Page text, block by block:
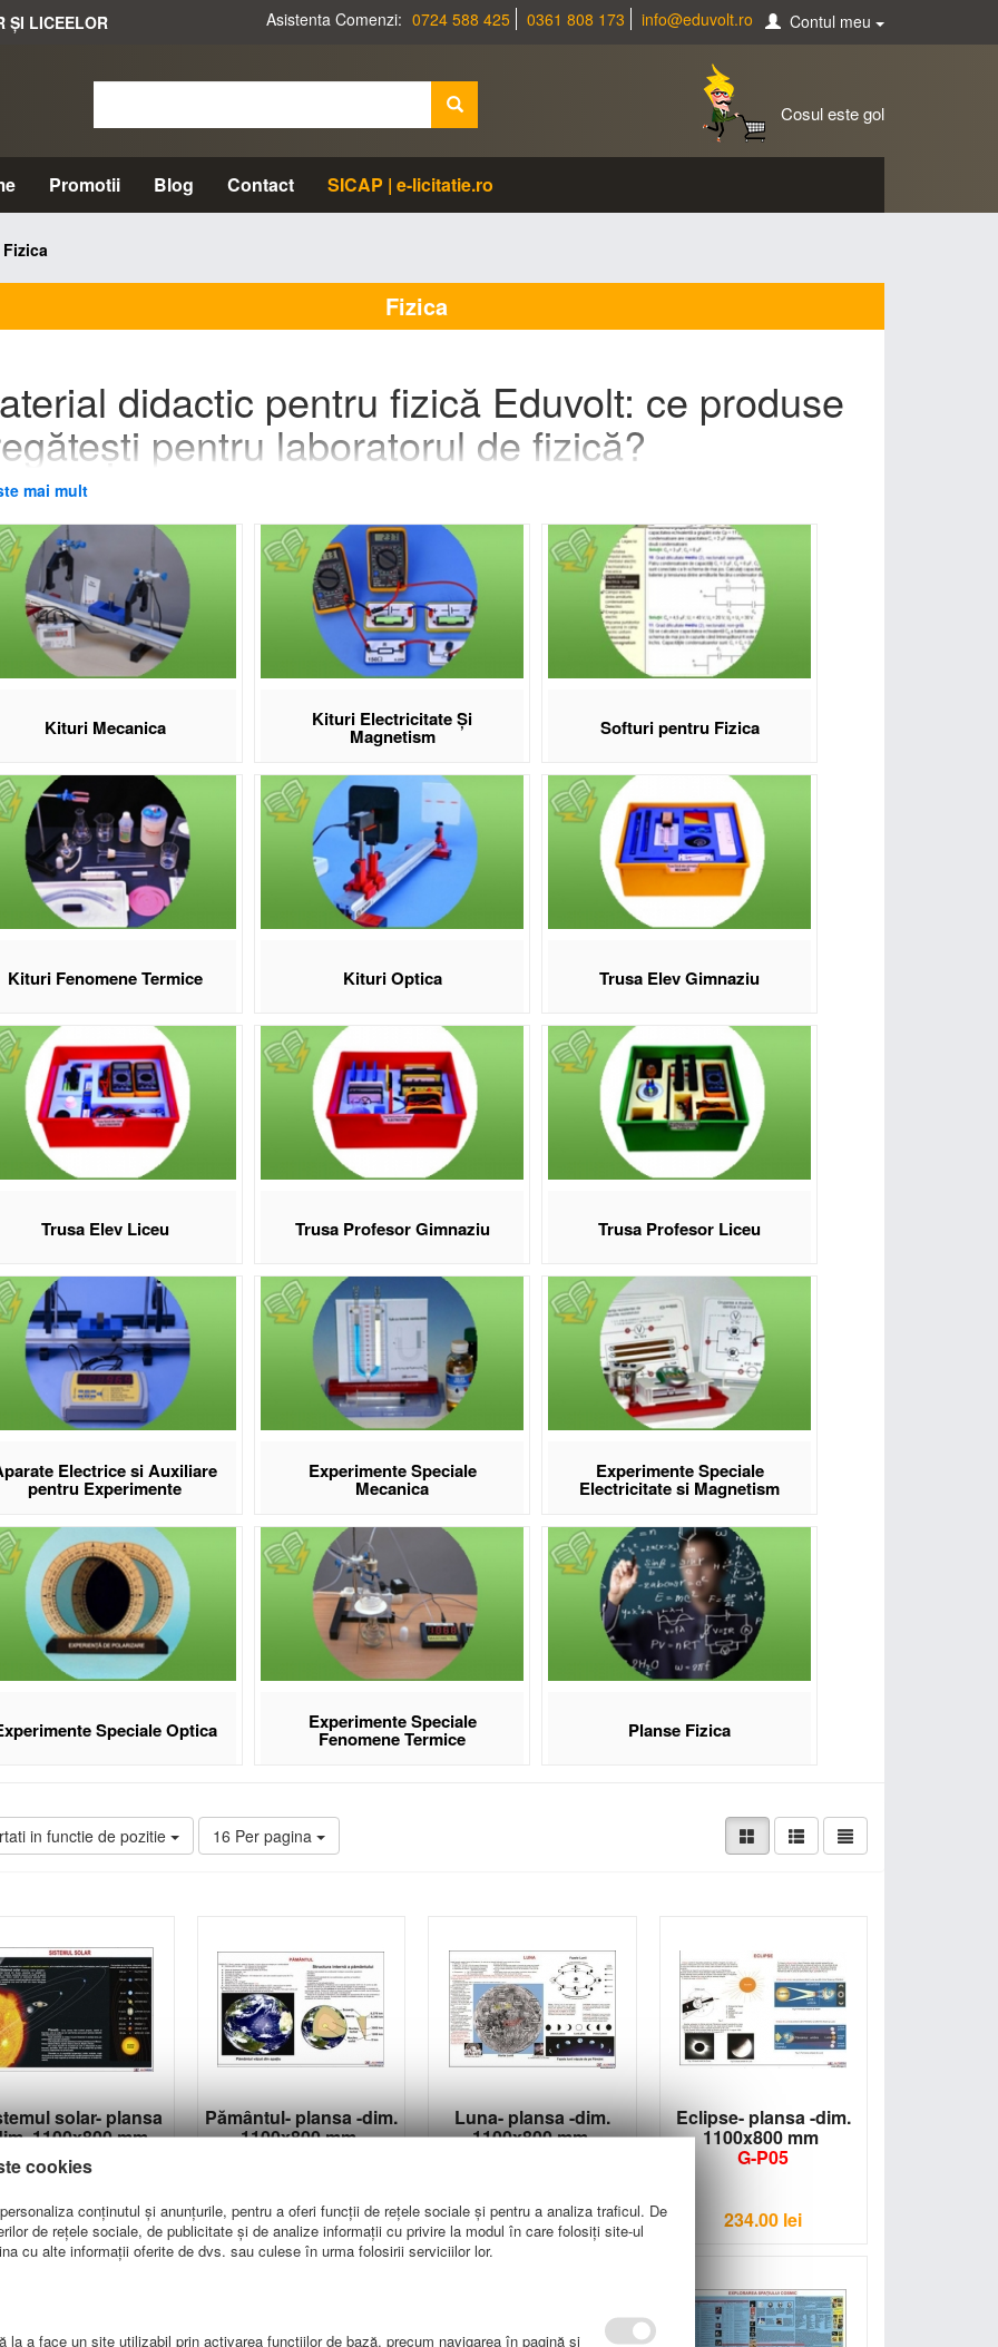
ȘI LICEELOR Asistenta Comenzi: 0724 588 425 0361 808 173 info@eduvolt.ro Contul meu
Cosul este gol
Promotii Blog Contact SICAP | e-licitatie.ro
Fizica
Fizica
didactic pentru fizică Eduvolt: ce produse
pentru laboratorul de fizică?
pune la dispoziție materiale didactice pentru fizică la nivel de gimnaziu și liceu: planșe educative, aparate și kituri de
de fizică sunt disponibile în două dimensiuni (850x1200 mm și 700x1000 mm), fabricate din materiale durabile pentru
pe termen lung în sălile de clasă. Kiturile de experimente acoperă domenii precum electromagnetismul, termodinamica
permițând activități practice aliniate programei.
sprijină atât predarea frontală, cât și lucrul pe grupe în laborator si sunt realizate la standarde înalte de calitate, cu
durabile. Transport gratuit la comenzile de material didactic de peste 200 RON. Livrare max 10 zile lucrătoare.
Planșe de fizică 850x1200 mm și 700x1000 mm pentru sălile de clasă
Aparate și instrumente pentru experimente practice de fizică
Softuri educative pentru fizică, aliniate programei școlare
Materiale compatibile PNRR pentru dotarea laboratoarelor de fizică
materiale didactice Eduvolt
mai mult
Kituri Mecanica Kituri Electricitate Și
Magnetism Softuri pentru Fizica
Kituri Fenomene Termice Kituri Optica Trusa Elev Gimnaziu
Trusa Elev Liceu Trusa Profesor Gimnaziu Trusa Profesor Liceu
Electrice si Auxiliare
pentru Experimente
Experimente Speciale
Mecanica
Experimente Speciale
Electricitate si Magnetism
Speciale Optica Experimente Speciale
Fenomene Termice Planse Fizica
in functie de pozitie 16 Per pagina
solar- plansa
1100x800 mm
G-P01
234.00 lei
Pământul- plansa -dim.
1100x800 mm
234.00 lei
Luna- plansa -dim.
1100x800 mm
234.00lei
Eclipse- plansa -dim.
1100x800 mm
G-P05
234.00 lei
cookies
conținutul și anunțurile, pentru a oferi funcții de rețele sociale și pentru a analiza traficul. De
de rețele sociale, de publicitate și de analize informații cu privire la modul în care folosiți site-ul
cu alte informații oferite de dvs. sau culese în urma folosirii serviciilor lor.
la a face un site utilizabil prin activarea funcţiilor de bază, precum navigarea în pagină şi